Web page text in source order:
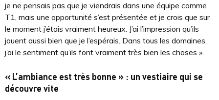
je ne pensais pas que je viendrais dans une équipe comme
T1, mais une opportunité s’est présentée et je crois que sur
le moment j’étais vraiment heureux. J’ai l’impression qu’ils
jouent aussi bien que je l’espérais. Dans tous les domaines,
j’ai le sentiment qu’ils font vraiment très bien les choses ».
« L’ambiance est très bonne » : un vestiaire qui se
découvre vite